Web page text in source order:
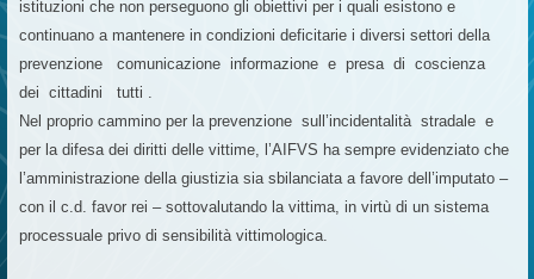
istituzioni che non perseguono gli obiettivi per i quali esistono e
continuano a mantenere in condizioni deficitarie i diversi settori della
prevenzione comunicazione informazione e presa di coscienza
dei cittadini tutti .
Nel proprio cammino per la prevenzione sull’incidentalità stradale e
per la difesa dei diritti delle vittime, l’AIFVS ha sempre evidenziato che
l’amministrazione della giustizia sia sbilanciata a favore dell’imputato –
con il c.d. favor rei – sottovalutando la vittima, in virtù di un sistema
processuale privo di sensibilità vittimologica.